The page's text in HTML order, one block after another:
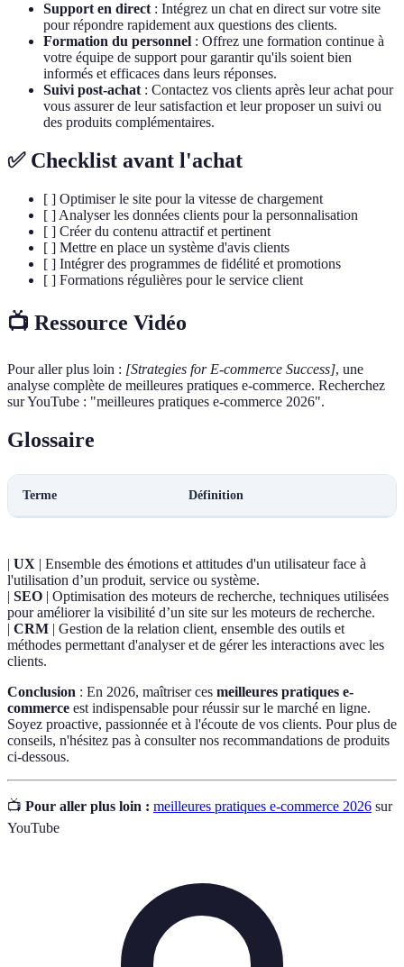
Support en direct : Intégrez un chat en direct sur votre site
pour répondre rapidement aux questions des clients.
Formation du personnel : Offrez une formation continue à
votre équipe de support pour garantir qu'ils soient bien
informés et efficaces dans leurs réponses.
Suivi post-achat : Contactez vos clients après leur achat pour
vous assurer de leur satisfaction et leur proposer un suivi ou
des produits complémentaires.
✅ Checklist avant l'achat
[ ] Optimiser le site pour la vitesse de chargement
[ ] Analyser les données clients pour la personnalisation
[ ] Créer du contenu attractif et pertinent
[ ] Mettre en place un système d'avis clients
[ ] Intégrer des programmes de fidélité et promotions
[ ] Formations régulières pour le service client
📺 Ressource Vidéo
Pour aller plus loin : [Strategies for E-commerce Success], une
analyse complète de meilleures pratiques e-commerce. Recherchez
sur YouTube : "meilleures pratiques e-commerce 2026".
Glossaire
Terme Définition
| UX | Ensemble des émotions et attitudes d'un utilisateur face à
l'utilisation d’un produit, service ou système.
| SEO | Optimisation des moteurs de recherche, techniques utilisées
pour améliorer la visibilité d’un site sur les moteurs de recherche.
| CRM | Gestion de la relation client, ensemble des outils et
méthodes permettant d'analyser et de gérer les interactions avec les
clients.
Conclusion : En 2026, maîtriser ces meilleures pratiques e-
commerce est indispensable pour réussir sur le marché en ligne.
Soyez proactive, passionnée et à l'écoute de vos clients. Pour plus de
conseils, n'hésitez pas à consulter nos recommandations de produits
ci-dessous.
📺 Pour aller plus loin : meilleures pratiques e-commerce 2026 sur
YouTube